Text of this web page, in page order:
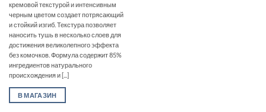
кремовой текстурой и интенсивным
черным цветом создает потрясающий
и стойкий изгиб. Текстура позволяет
наносить тушь в несколько слоев для
достижения великолепного эффекта
без комочков. Формула содержит 85%
ингредиентов натурального
происхождения и [...]
В МАГАЗИН